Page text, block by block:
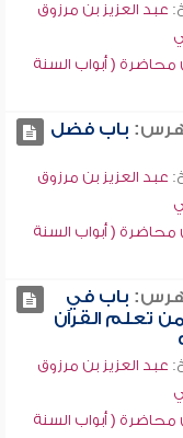
عبد العزيز بن مرزوق
( أبواب السنة
باب فضل
عبد العزيز بن مرزوق
( أبواب السنة
باب في
تعلم القرآن
عبد العزيز بن مرزوق
( أبواب السنة